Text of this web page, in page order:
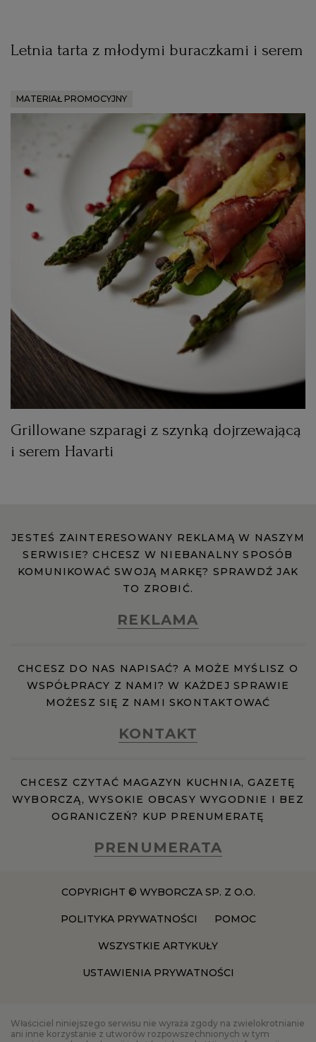
Letnia tarta z młodymi buraczkami i serem
MATERIAŁ PROMOCYJNY
Grillowane szparagi z szynką dojrzewającą
i serem Havarti
JESTEŚ ZAINTERESOWANY REKLAMĄ W NASZYM
SERWISIE? CHCESZ W NIEBANALNY SPOSÓB
KOMUNIKOWAĆ SWOJĄ MARKĘ? SPRAWDŹ JAK
TO ZROBIĆ.
REKLAMA
CHCESZ DO NAS NAPISAĆ? A MOŻE MYŚLISZ O
WSPÓŁPRACY Z NAMI? W KAŻDEJ SPRAWIE
MOŻESZ SIĘ Z NAMI SKONTAKTOWAĆ
KONTAKT
CHCESZ CZYTAĆ MAGAZYN KUCHNIA, GAZETĘ
WYBORCZĄ, WYSOKIE OBCASY WYGODNIE I BEZ
OGRANICZEŃ? KUP PRENUMERATĘ
PRENUMERATA
COPYRIGHT © WYBORCZA SP. Z O.O.
POLITYKA PRYWATNOŚCI POMOC
WSZYSTKIE ARTYKUŁY
USTAWIENIA PRYWATNOŚCI
Właściciel niniejszego serwisu nie wyraża zgody na zwielokrotnianie
ani inne korzystanie z utworów rozpowszechnionych w tym